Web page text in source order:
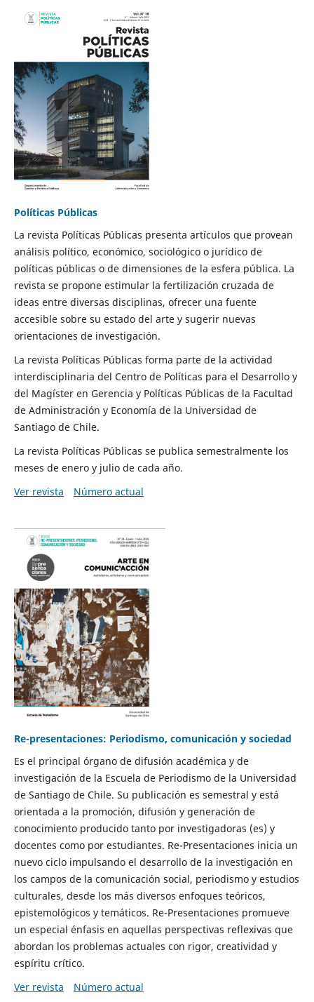
Políticas Públicas
La revista Políticas Públicas presenta artículos que provean
análisis político, económico, sociológico o jurídico de
políticas públicas o de dimensiones de la esfera pública. La
revista se propone estimular la fertilización cruzada de
ideas entre diversas disciplinas, ofrecer una fuente
accesible sobre su estado del arte y sugerir nuevas
orientaciones de investigación.
La revista Políticas Públicas forma parte de la actividad
interdisciplinaria del Centro de Políticas para el Desarrollo y
del Magíster en Gerencia y Políticas Públicas de la Facultad
de Administración y Economía de la Universidad de
Santiago de Chile.
La revista Políticas Públicas se publica semestralmente los
meses de enero y julio de cada año.
Ver revista
Número actual
Re-presentaciones: Periodismo, comunicación y sociedad
Es el principal órgano de difusión académica y de
investigación de la Escuela de Periodismo de la Universidad
de Santiago de Chile. Su publicación es semestral y está
orientada a la promoción, difusión y generación de
conocimiento producido tanto por investigadoras (es) y
docentes como por estudiantes. Re-Presentaciones inicia un
nuevo ciclo impulsando el desarrollo de la investigación en
los campos de la comunicación social, periodismo y estudios
culturales, desde los más diversos enfoques teóricos,
epistemológicos y temáticos. Re-Presentaciones promueve
un especial énfasis en aquellas perspectivas reflexivas que
abordan los problemas actuales con rigor, creatividad y
espíritu crítico.
Ver revista
Número actual